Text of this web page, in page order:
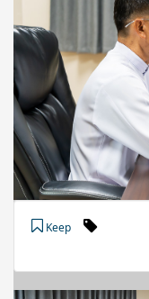
Keep